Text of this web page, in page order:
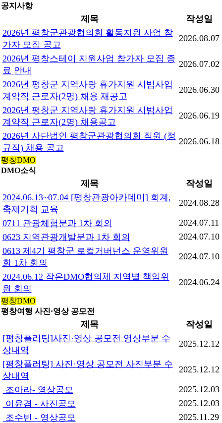
공지사항
제목
작성일
2026년 평창군관광협의회 활동지원 사업 참
가자 모집 공고
2026.08.07
2026년 평창스테이 지원사업 참가자 모집 종
료 안내
2026.07.02
2026년 평창군 지역사랑 휴가지원 시범사업
계약직 근로자(2명) 채용 재공고
2026.06.30
2026년 평창군 지역사랑 휴가지원 시범사업
계약직 근로자(2명) 채용공고
2026.06.19
2026년 사단법인 평창군관광협의회 직원 (정
규직) 채용 공고
2026.06.18
평창DMO
DMO소식
제목
작성일
2024.06.13~07.04 [평창관광아카데미] 회계,
축제기획 교육
2024.08.28
0711 관광체험분과 1차 회의
2024.07.11
0623 지역관광개발분과 1차 회의
2024.07.10
0613 제4기 평창군 로컬거버넌스 운영위원
회 1차 회의
2024.07.10
2024.06.12 작은DMO협의체 지역별 책임위
원 회의
2024.06.24
평창DMO
평창여행 사진·영상 공모전
제목
작성일
[평창플러팅]사진·영상 공모전 영상부분 수
상내역
2025.12.12
[평창플러팅] 사진·영상 공모전 사진부분 수
상내역
2025.12.12
조아라- 영상공모
2025.12.03
이윤겸 - 사진공모
2025.12.03
조수빈 - 영상공모
2025.11.29